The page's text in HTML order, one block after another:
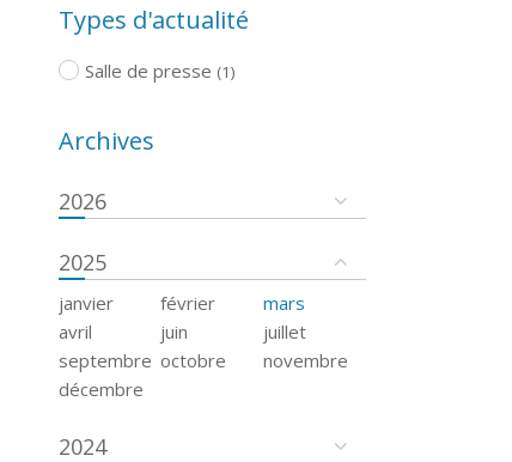
Types d'actualité
Salle de presse (1)
Archives
2026
2025
janvier février
mars
avril
juin
juillet
septembre octobre
novembre
décembre
2024